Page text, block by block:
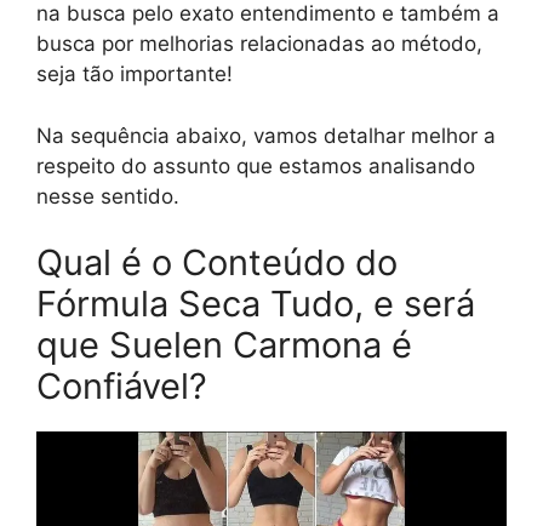
na busca pelo exato entendimento e também a
busca por melhorias relacionadas ao método,
seja tão importante!
Na sequência abaixo, vamos detalhar melhor a
respeito do assunto que estamos analisando
nesse sentido.
Qual é o Conteúdo do
Fórmula Seca Tudo, e será
que Suelen Carmona é
Confiável?